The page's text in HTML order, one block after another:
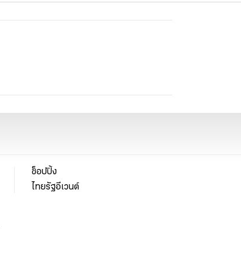
ช็อปปิ้ง
ไทยรัฐอีเวนต์